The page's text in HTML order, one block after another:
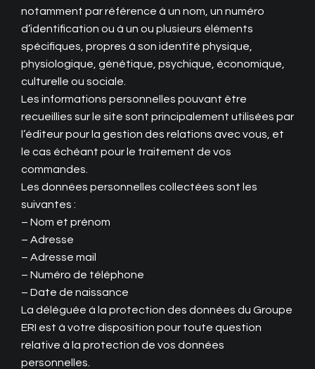
notamment par référence à un nom, un numéro
d’identification ou à un ou plusieurs éléments
spécifiques, propres à son identité physique,
physiologique, génétique, psychique, économique,
culturelle ou sociale.
Les informations personnelles pouvant être
recueillies sur le site sont principalement utilisées par
l’éditeur pour la gestion des relations avec vous, et
le cas échéant pour le traitement de vos
commandes.
Les données personnelles collectées sont les
suivantes :
– Nom et prénom
– Adresse
– Adresse mail
– Numéro de téléphone
– Date de naissance
La déléguée à la protection des données du Groupe
ERI est à votre disposition pour toute question
relative à la protection de vos données
personnelles.